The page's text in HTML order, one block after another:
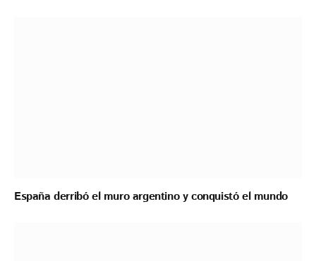
España derribó el muro argentino y conquistó el mundo